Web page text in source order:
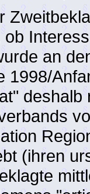
an
1998/
(ihren